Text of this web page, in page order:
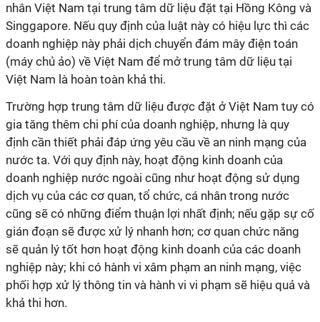
nhân Việt Nam tại trung tâm dữ liệu đặt tại Hồng Kông và
Singgapore. Nếu quy định của luật này có hiệu lực thì các
doanh nghiệp này phải dịch chuyển đám mây điện toán
(máy chủ ảo) về Việt Nam để mở trung tâm dữ liệu tại
Việt Nam là hoàn toàn khả thi.
Trường hợp trung tâm dữ liệu được đặt ở Việt Nam tuy có
gia tăng thêm chi phí của doanh nghiệp, nhưng là quy
định cần thiết phải đáp ứng yêu cầu về an ninh mạng của
nước ta. Với quy định này, hoạt động kinh doanh của
doanh nghiệp nước ngoài cũng như hoạt động sử dụng
dịch vụ của các cơ quan, tổ chức, cá nhân trong nước
cũng sẽ có những điểm thuận lợi nhất định; nếu gặp sự cố
gián đoạn sẽ được xử lý nhanh hơn; cơ quan chức năng
sẽ quản lý tốt hơn hoạt động kinh doanh của các doanh
nghiệp này; khi có hành vi xâm phạm an ninh mạng, việc
phối hợp xử lý thông tin và hành vi vi phạm sẽ hiệu quả và
khả thi hơn.